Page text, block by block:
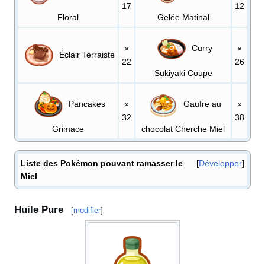
Floral
17
Gelée Matinal
12
Éclair Terraiste
×
22
Curry
Sukiyaki Coupe
×
26
Pancakes
Grimace
×
32
Gaufre au
chocolat Cherche Miel
×
38
Développer
Liste des Pokémon pouvant ramasser le
Miel
Huile Pure [modifier]